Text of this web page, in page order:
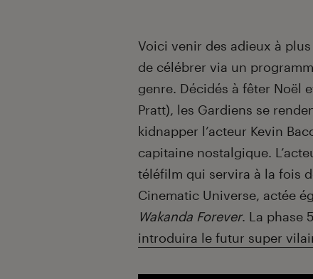
Introduction
Voici venir des adieux à
de célébrer via un
genre. Décidés à fêter Noël
Pratt), les Gardiens se
kidnapper l’acteur Kevin
capitaine nostalgique.
téléfilm qui servira à la fois
Cinematic Universe, actée
Wakanda Forever. La phase
introduira le futur super